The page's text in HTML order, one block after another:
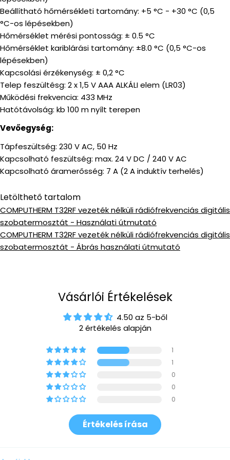
Beállítható hőmérsékleti tartomány: +5 °C - +30 °C (0,5
°C-os lépésekben)
Hőmérséklet mérési pontosság: ± 0.5 °C
Hőmérséklet kariblárási tartomány: ±8.0 °C (0,5 °C-os
lépésekben)
Kapcsolási érzékenység: ± 0,2 °C
Telep feszültésg: 2 x 1,5 V AAA ALKÁLI elem (LR03)
Működési frekvencia: 433 MHz
Hatótávolság: kb 100 m nyílt terepen
Vevőegység:
Tápfeszültség: 230 V AC, 50 Hz
Kapcsolható feszültség: max. 24 V DC / 240 V AC
Kapcsolható áramerősség: 7 A (2 A induktív terhelés)
Letölthető tartalom
COMPUTHERM T32RF vezeték nélküli rádiófrekvenciás digitális
szobatermosztát - Használati útmutató
COMPUTHERM T32RF vezeték nélküli rádiófrekvenciás digitális
szobatermosztát - Ábrás használati útmutató
Vásárlói Értékelések
4.50 az 5-ből
2 értékelés alapján
1
1
0
0
0
Értékelés írása